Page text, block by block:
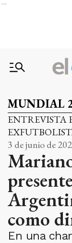
Ads
MUNDIAL
ENTREVISTA
3 de junio de
como
En una